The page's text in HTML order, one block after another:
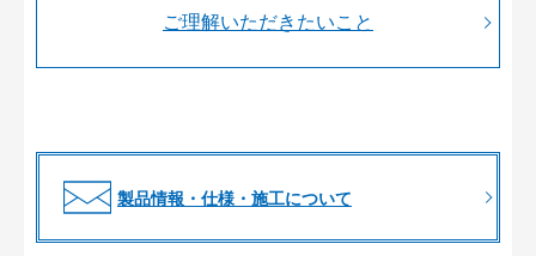
ご理解いただきたいこと
製品情報・仕様・施工について